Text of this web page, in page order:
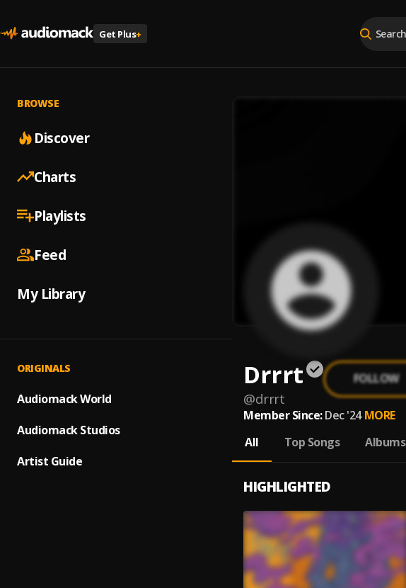
Get Plus+
BROWSE
Discover
Charts
Playlists
Feed
My Library
ORIGINALS
Audiomack World
Audiomack Studios
Artist Guide
Drrrt
@drrrt
FOLLOW
Member Since: Dec '24 MORE
All
Top Songs Albums
HIGHLIGHTED